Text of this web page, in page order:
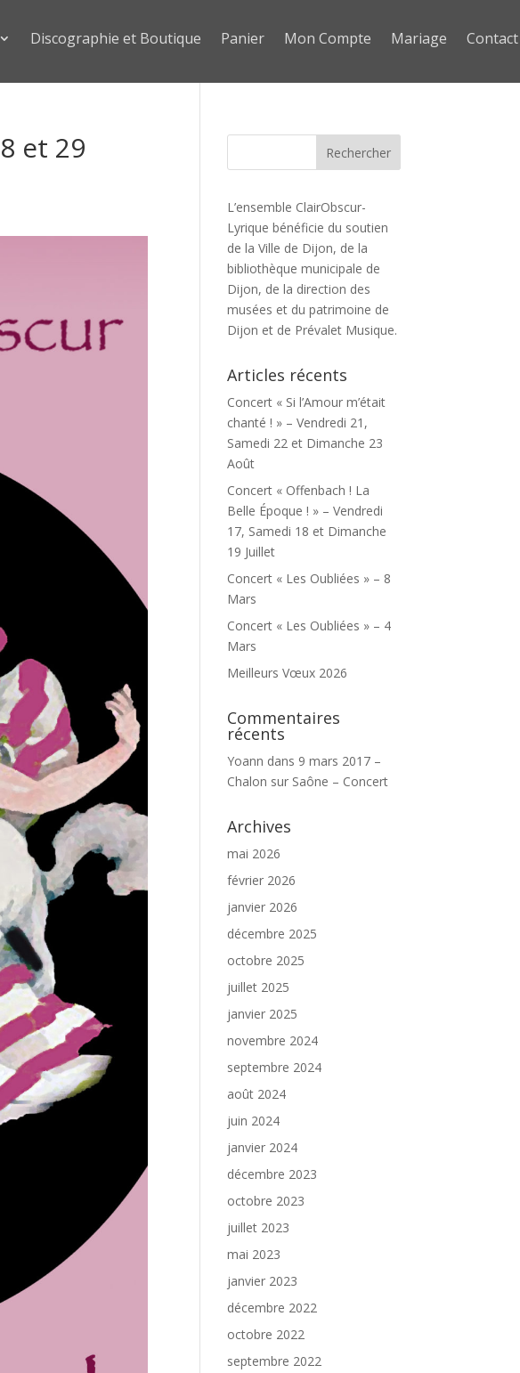
Discographie et Boutique Panier Mon Compte Mariage Contact
et 29
L’ensemble ClairObscur-
Lyrique bénéficie du soutien
de la Ville de Dijon, de la
bibliothèque municipale de
Dijon, de la direction des
musées et du patrimoine de
Dijon et de Prévalet Musique.
Articles récents
Concert « Si l’Amour m’était
chanté ! » – Vendredi 21,
Samedi 22 et Dimanche 23
Août
Concert « Offenbach ! La
Belle Époque ! » – Vendredi
17, Samedi 18 et Dimanche
19 Juillet
Concert « Les Oubliées » – 8
Mars
Concert « Les Oubliées » – 4
Mars
Meilleurs Vœux 2026
Commentaires
récents
Yoann dans 9 mars 2017 –
Chalon sur Saône – Concert
Archives
mai 2026
février 2026
janvier 2026
décembre 2025
octobre 2025
juillet 2025
janvier 2025
novembre 2024
septembre 2024
août 2024
juin 2024
janvier 2024
décembre 2023
octobre 2023
juillet 2023
mai 2023
janvier 2023
décembre 2022
octobre 2022
septembre 2022